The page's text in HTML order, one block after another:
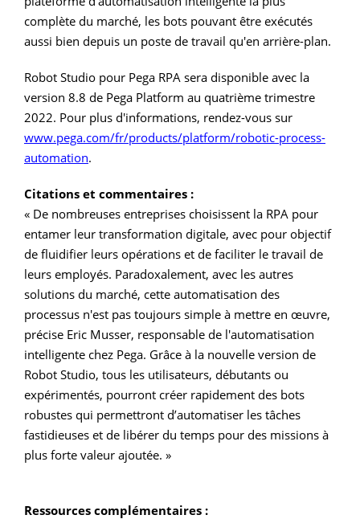
complète du marché, les bots pouvant être exécutés
aussi bien depuis un poste de travail qu'en arrière-plan.
Robot Studio pour Pega RPA sera disponible avec la
version 8.8 de Pega Platform au quatrième trimestre
2022. Pour plus d'informations, rendez-vous sur
www.pega.com/fr/products/platform/robotic-process-
automation.
Citations et commentaires :
« De nombreuses entreprises choisissent la RPA pour
entamer leur transformation digitale, avec pour objectif
de fluidifier leurs opérations et de faciliter le travail de
leurs employés. Paradoxalement, avec les autres
solutions du marché, cette automatisation des
processus n'est pas toujours simple à mettre en œuvre,
précise Eric Musser, responsable de l'automatisation
intelligente chez Pega. Grâce à la nouvelle version de
Robot Studio, tous les utilisateurs, débutants ou
expérimentés, pourront créer rapidement des bots
robustes qui permettront d’automatiser les tâches
fastidieuses et de libérer du temps pour des missions à
plus forte valeur ajoutée. »
Ressources complémentaires :